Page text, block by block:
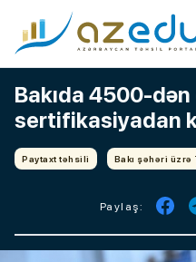
Bakıda 4500-
sertifikasiyadan
Paytaxt təhsili Bakı şəhəri
Paylaş: